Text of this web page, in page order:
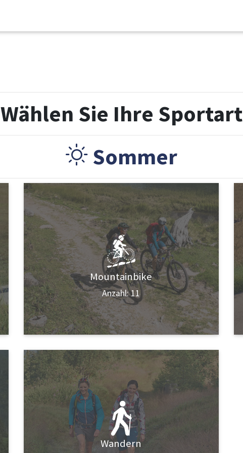
Wählen Sie Ihre Sportart
Sommer
Mountainbike
Anzahl: 11
Wandern